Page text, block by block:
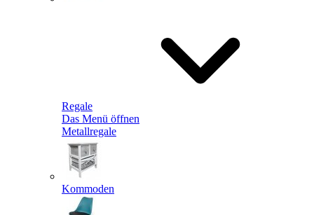
Regale
Das Menü öffnen
Metallregale
Kommoden